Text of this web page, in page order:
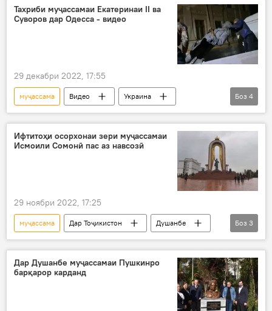
лавҳа
Тахриби муҷассамаи Екатеринаи II ва
Суворов дар Одесса - видео
29 декабри 2022, 17:55
муҷассама Видео
Украина
Донбасс
амалиёти вижа
тахриб
Одесса
Боз 4
Ифтитоҳи осорхонаи зери муҷассамаи
Исмоили Сомонӣ пас аз навсозӣ
29 ноябри 2022, 17:25
муҷассама Дар Тоҷикистон
Душанбе
Исмоили Сомонӣ
осорхона
ифтитоҳ
Боз 3
Дар Душанбе муҷассамаи Пушкинро
барқарор карданд